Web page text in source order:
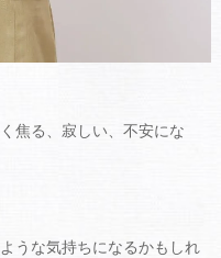
焦る、寂しい、不安にな
うな気持ちになるかもしれ